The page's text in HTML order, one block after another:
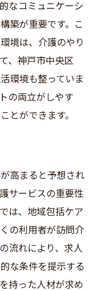
域貢献と仕事の
中央区で理想の
法
なコミュニケーシ
築が重要です。こ
境は、介護のやり
、神戸市中央区
環境も整っていま
の両立がしやす
とができます。
高まると予想され
サービスの重要性
は、地域包括ケア
の利用者が訪問介
流れにより、求人
な条件を提示する
持った人材が求め